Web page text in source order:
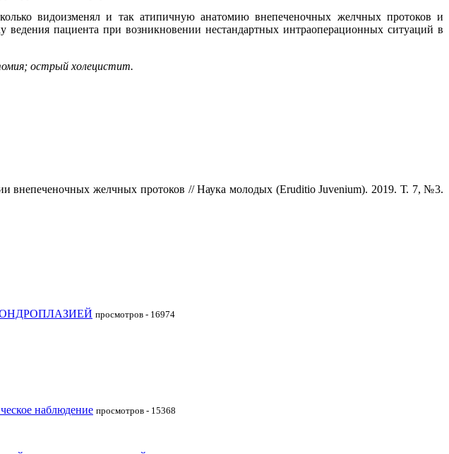
видоизменял и так атипичную анатомию внепеченочных желчных протоков и
пациента при возникновении нестандартных интраоперационных ситуаций в
острый холецистит.
желчных протоков // Наука молодых (Eruditio Juvenium). 2019. Т. 7, №3.
просмотров - 16974
наблюдение просмотров - 15368